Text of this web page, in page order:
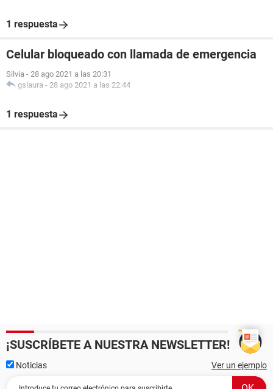
1 respuesta
Celular bloqueado con llamada de emergencia
Silvia - 28 ago 2021 a las 20:31
gslaura - 28 ago 2021 a las 22:44
1 respuesta
¡SUSCRÍBETE A NUESTRA NEWSLETTER!
Noticias Ver un ejemplo